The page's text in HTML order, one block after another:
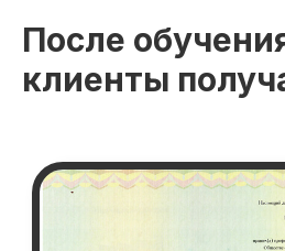
После
клиенты